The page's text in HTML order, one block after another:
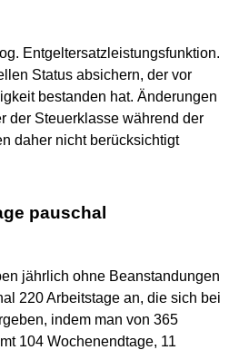
Entgeltersatzleistungsfunktion.
Status absichern, der vor
bestanden hat. Änderungen
der Steuerklasse während der
daher nicht berücksichtigt
pauschal
jährlich ohne Beanstandungen
220 Arbeitstage an, die sich bei
indem man von 365
104 Wochenendtage, 11